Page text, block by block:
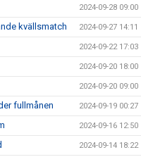
2024-09-28 09:00
kvällsmatch 2024-09-27 14:11
2024-09-22 17:03
2024-09-20 18:00
2024-09-20 09:00
fullmånen 2024-09-19 00:27
2024-09-16 12:50
2024-09-14 18:22